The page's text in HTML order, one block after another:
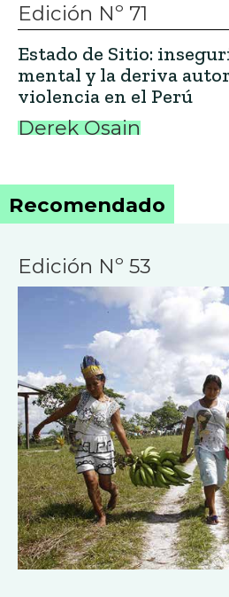
Edición Nº 71
Estado de Sitio:
mental y la deriva
violencia en el Perú
Derek Osain
Recomendado
Edición Nº 53